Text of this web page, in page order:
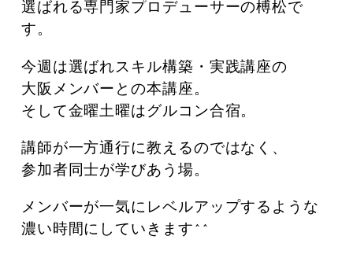
選ばれる専門家プロデューサーの榑松で
す。
今週は選ばれスキル構築・実践講座の
大阪メンバーとの本講座。
そして金曜土曜はグルコン合宿。
講師が一方通行に教えるのではなく、
参加者同士が学びあう場。
メンバーが一気にレベルアップするような
濃い時間にしていきます^^